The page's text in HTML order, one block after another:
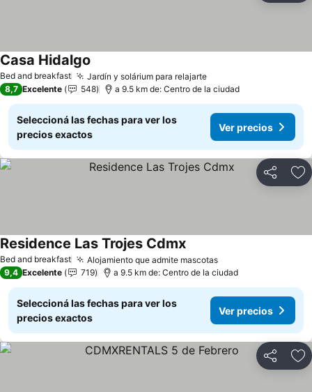
Bed and breakfast Jardín y solárium para relajarteVer precios
Casa Hidalgo
8,7 Excelente 548 a 9.5 km de: Centro de la ciudad
Seleccioná las fechas para ver los
precios exactos
Ver precios
Compartir
Bed and breakfast Alojamiento que admite mascotasVer precios
Residence Las Trojes CdmxVer precios
9,4 Excelente 719 a 9.5 km de: Centro de la ciudad
Seleccioná las fechas para ver los
precios exactos
Ver precios
Compartir